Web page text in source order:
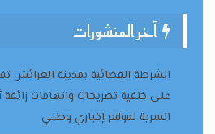
آخر المنشورات
الشرطة القضائية بمدينة العرائش
على خلفية تصريحات واتهامات
السرية لموقع إخباري وطني